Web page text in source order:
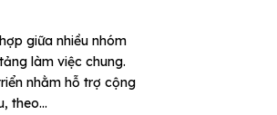
giữa nhiều nhóm
làm việc chung.
nhằm hỗ trợ cộng
theo...